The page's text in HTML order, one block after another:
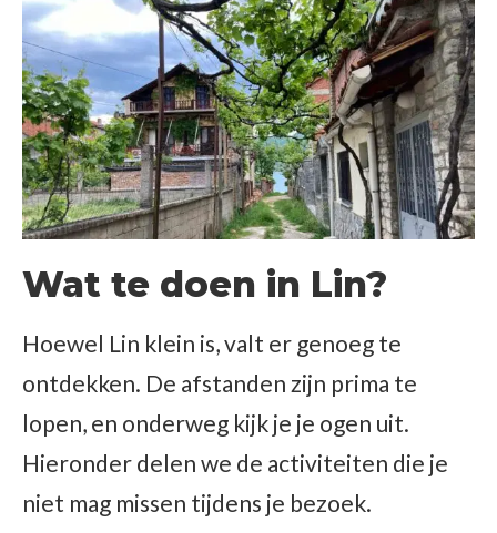
Wat te doen in Lin?
Hoewel Lin klein is, valt er genoeg te
ontdekken. De afstanden zijn prima te
lopen, en onderweg kijk je je ogen uit.
Hieronder delen we de activiteiten die je
niet mag missen tijdens je bezoek.